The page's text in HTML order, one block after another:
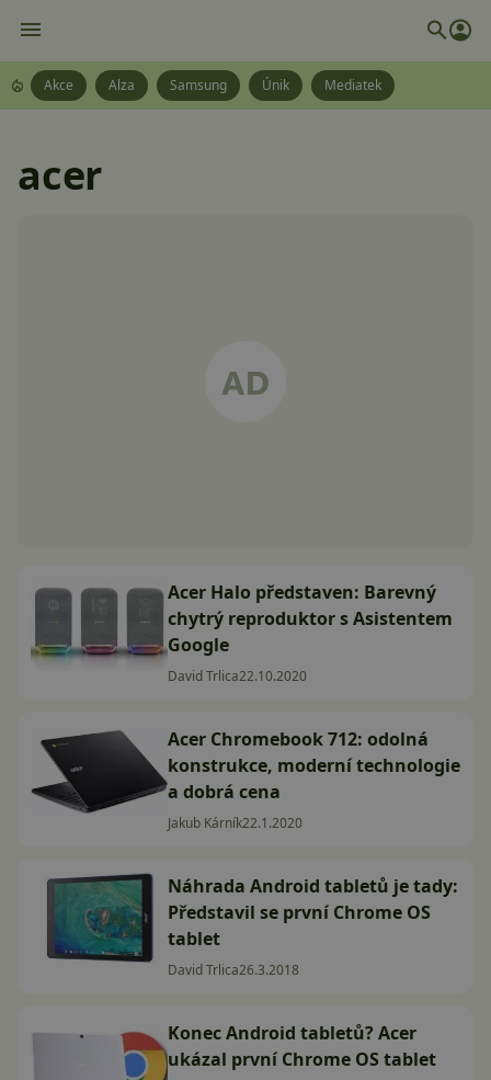
Akce Alza Samsung Únik Mediatek
acer
Acer Halo představen: Barevný
chytrý reproduktor s Asistentem
Google
David Trlica22.10.2020
Acer Chromebook 712: odolná
konstrukce, moderní technologie
a dobrá cena
Jakub Kárník22.1.2020
Náhrada Android tabletů je tady:
Představil se první Chrome OS
tablet
David Trlica26.3.2018
Konec Android tabletů? Acer
ukázal první Chrome OS tablet